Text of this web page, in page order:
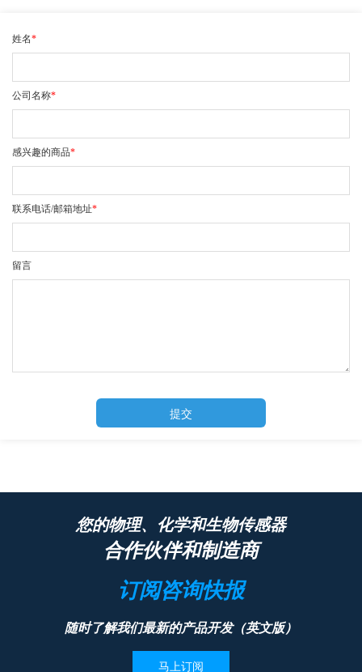
姓名*
公司名称*
感兴趣的商品*
联系电话/邮箱地址*
留言
提交
您的物理、化学和生物传感器
合作伙伴和制造商
订阅咨询快报
随时了解我们最新的产品开发（英文版）
马上订阅